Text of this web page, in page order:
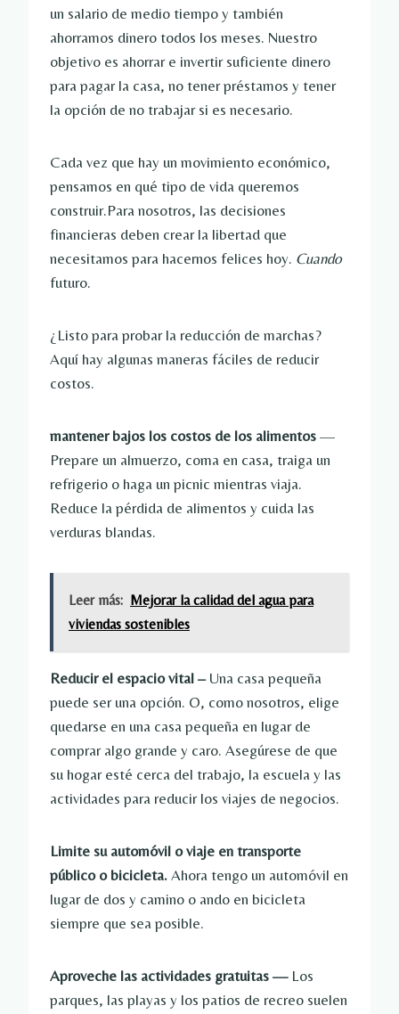
un salario de medio tiempo y también
ahorramos dinero todos los meses. Nuestro
objetivo es ahorrar e invertir suficiente dinero
para pagar la casa, no tener préstamos y tener
la opción de no trabajar si es necesario.
Cada vez que hay un movimiento económico,
pensamos en qué tipo de vida queremos
construir.Para nosotros, las decisiones
financieras deben crear la libertad que
necesitamos para hacernos felices hoy. Cuando
futuro.
¿Listo para probar la reducción de marchas?
Aquí hay algunas maneras fáciles de reducir
costos.
mantener bajos los costos de los alimentos —
Prepare un almuerzo, coma en casa, traiga un
refrigerio o haga un picnic mientras viaja.
Reduce la pérdida de alimentos y cuida las
verduras blandas.
Leer más: Mejorar la calidad del agua para
viviendas sostenibles
Reducir el espacio vital –Una casa pequeña
puede ser una opción. O, como nosotros, elige
quedarse en una casa pequeña en lugar de
comprar algo grande y caro. Asegúrese de que
su hogar esté cerca del trabajo, la escuela y las
actividades para reducir los viajes de negocios.
Limite su automóvil o viaje en transporte
público o bicicleta. Ahora tengo un automóvil en
lugar de dos y camino o ando en bicicleta
siempre que sea posible.
Aproveche las actividades gratuitas —Los
parques, las playas y los patios de recreo suelen